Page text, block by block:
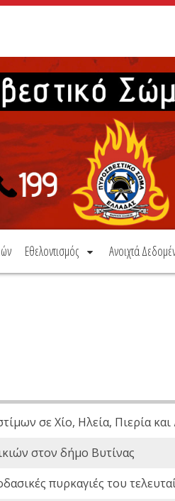
Εθελοντισμός Ανοιχτά
σε Χίο, Ηλεία, Πιερία
στον δήμο Βυτίνας
πυρκαγιές του